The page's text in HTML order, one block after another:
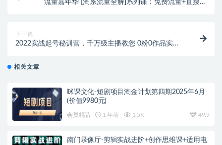
流量嘉年华 [淘系流量全解]系列课：免费流量+直搜结
下一篇
2022实战起号秘训营，千万级主播教您 0粉0作品实操
相关文章
咪课文化-短剧项目淘金计划第四期2025年6月
(价值9980元)
会员精品 1 年前 1.5K 49.9
南门录像厅-剪辑实战进阶+创作思维课+适用电